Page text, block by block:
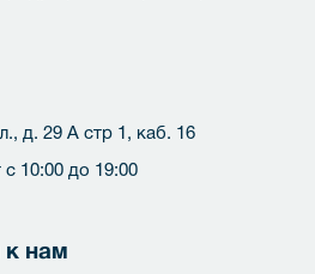
д. 29 А стр 1, каб. 16
10:00 до 19:00
к нам